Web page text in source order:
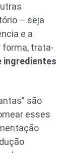
– seja
e a
forma, trata-
ingredientes
são
esses